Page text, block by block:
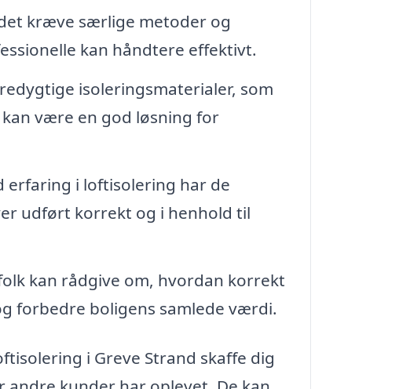
kræve særlige metoder og
kan håndtere effektivt.
isoleringsmaterialer, som
være en god løsning for
erfaring i loftisolering har de
udført korrekt og i henhold til
kan rådgive om, hvordan korrekt
forbedre boligens samlede værdi.
i Greve Strand skaffe dig